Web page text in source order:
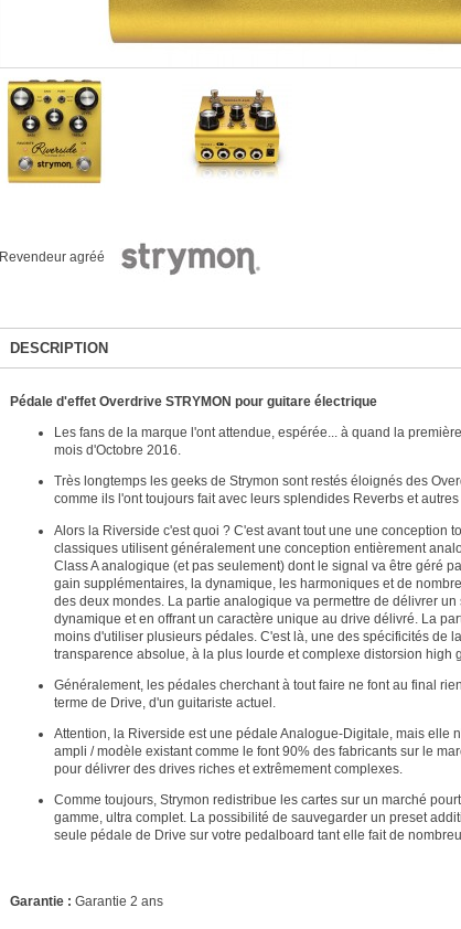
Revendeur agréé
DESCRIPTION
Pédale d'effet Overdrive STRYMON pour guitare électrique
Les fans de la marque l'ont attendue, espérée... à quand la
mois d'Octobre 2016.
Très longtemps les geeks de Strymon sont restés éloignés des
comme ils l'ont toujours fait avec leurs splendides Reverbs et
Alors la Riverside c'est quoi ? C'est avant tout une une conception
classiques utilisent généralement une conception entièrement
Class A analogique (et pas seulement) dont le signal va être géré
gain supplémentaires, la dynamique, les harmoniques et de
des deux mondes. La partie analogique va permettre de délivrer
dynamique et en offrant un caractère unique au drive délivré. La
moins d'utiliser plusieurs pédales. C'est là, une des spécificités de
transparence absolue, à la plus lourde et complexe distorsion high
Généralement, les pédales cherchant à tout faire ne font au final
terme de Drive, d'un guitariste actuel.
Attention, la Riverside est une pédale Analogue-Digitale, mais
ampli / modèle existant comme le font 90% des fabricants sur le
pour délivrer des drives riches et extrêmement complexes.
Comme toujours, Strymon redistribue les cartes sur un marché
gamme, ultra complet. La possibilité de sauvegarder un preset
seule pédale de Drive sur votre pedalboard tant elle fait de
Garantie : Garantie 2 ans